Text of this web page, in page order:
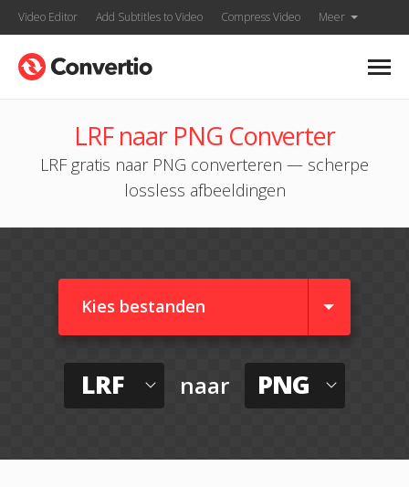
Video Editor Add Subtitles to Video Compress Video Meer
LRF naar PNG Converter
LRF gratis naar PNG converteren — scherpe
lossless afbeeldingen
Kies bestanden
LRF naar PNG